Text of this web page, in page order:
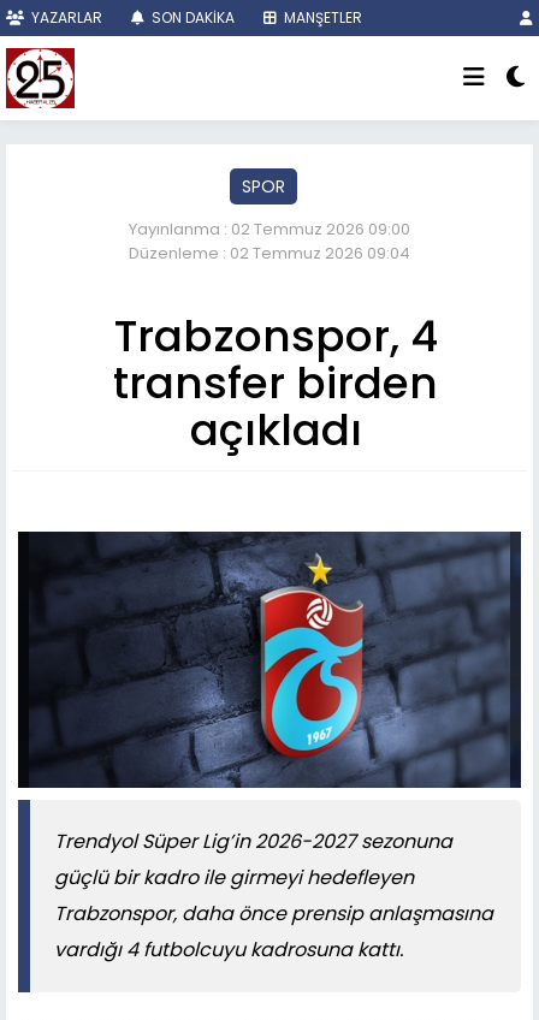
YAZARLAR SON DAKİKA MANŞETLER
SPOR
Yayınlanma : 02 Temmuz 2026 09:00
Düzenleme : 02 Temmuz 2026 09:04
Trabzonspor, 4
transfer birden
açıkladı
Trendyol Süper Lig’in 2026-2027 sezonuna
güçlü bir kadro ile girmeyi hedefleyen
Trabzonspor, daha önce prensip anlaşmasına
vardığı 4 futbolcuyu kadrosuna kattı.